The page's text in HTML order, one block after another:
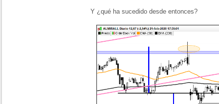
Y ¿qué ha sucedido desde entonces?